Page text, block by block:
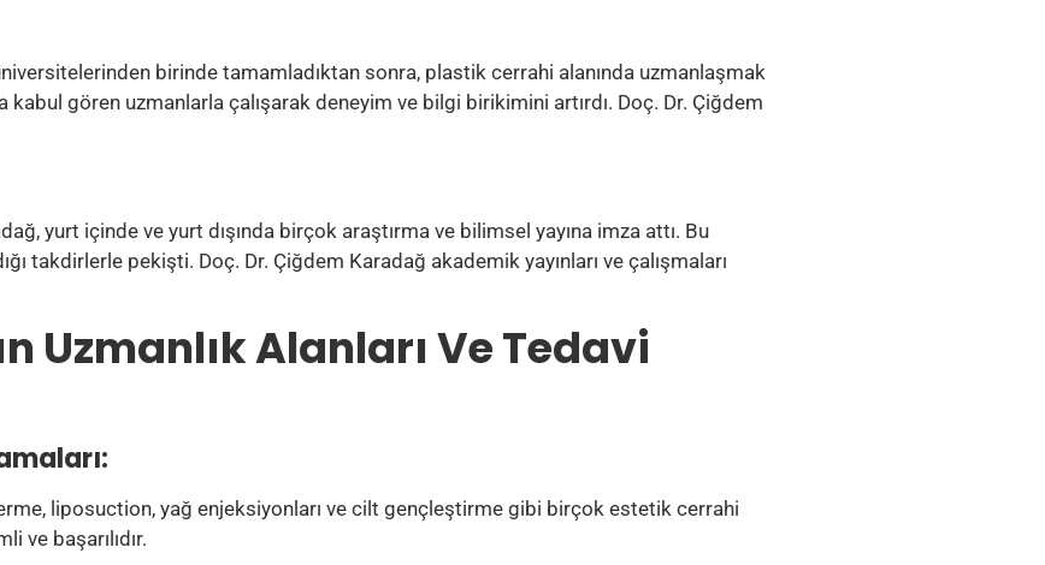
birinde tamamladıktan sonra, plastik cerrahi alanında uzmanlaşmak
kabul gören uzmanlarla çalışarak deneyim ve bilgi birikimini artırdı. Doç. Dr. Çiğdem
yurt içinde ve yurt dışında birçok araştırma ve bilimsel yayına imza attı. Bu
takdirlerle pekişti. Doç. Dr. Çiğdem Karadağ akademik yayınları ve çalışmaları
Uzmanlık Alanları Ve Tedavi
liposuction, yağ enjeksiyonları ve cilt gençleştirme gibi birçok estetik cerrahi
ve başarılıdır.